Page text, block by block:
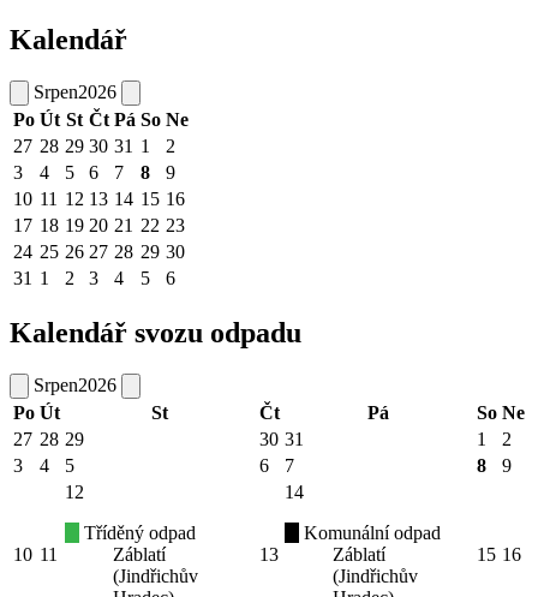
Kalendář
Srpen2026
Po Út St Čt Pá So Ne
27 28 29 30 31 1
2
3
4 5 6 7 8
9
10 11 12 13 14 15 16
17 18 19 20 21 22 23
24 25 26 27 28 29 30
31 1 2 3 4 5 6
Kalendář svozu odpadu
Srpen2026
Po Út St Čt Pá So Ne
27 28 29 30 31 1
2
3
4 5 6 7 8 9
10 11
12
Tříděný odpad
Záblatí
(Jindřichův
13
14
Komunální odpad
Záblatí
(Jindřichův
15 16